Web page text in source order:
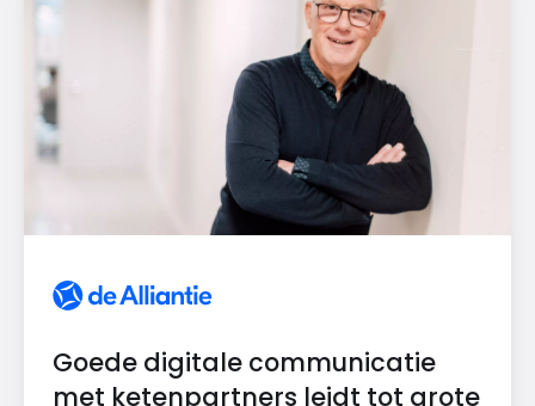
Goede digitale communicatie
met ketenpartners leidt tot grote